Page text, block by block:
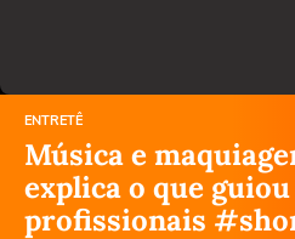
ENTRETÊ
Música e
explica o que
profissionais